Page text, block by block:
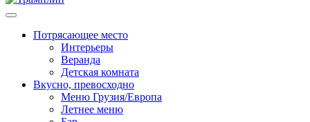
Потрясающее место
Интерьеры
Веранда
Детская комната
Вкусно, превосходно
Меню Грузия/Европа
Летнее меню